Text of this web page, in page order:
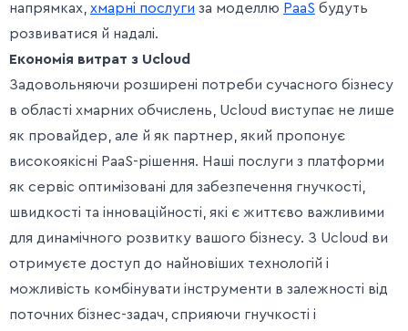
напрямках, хмарні послуги за моделлю PaaS будуть
розвиватися й надалі.
Економія витрат з Ucloud
Задовольняючи розширені потреби сучасного бізнесу
в області хмарних обчислень, Ucloud виступає не лише
як провайдер, але й як партнер, який пропонує
високоякісні PaaS-рішення. Наші послуги з платформи
як сервіс оптимізовані для забезпечення гнучкості,
швидкості та інноваційності, які є життєво важливими
для динамічного розвитку вашого бізнесу. З Ucloud ви
отримуєте доступ до найновіших технологій і
можливість комбінувати інструменти в залежності від
поточних бізнес-задач, сприяючи гнучкості і